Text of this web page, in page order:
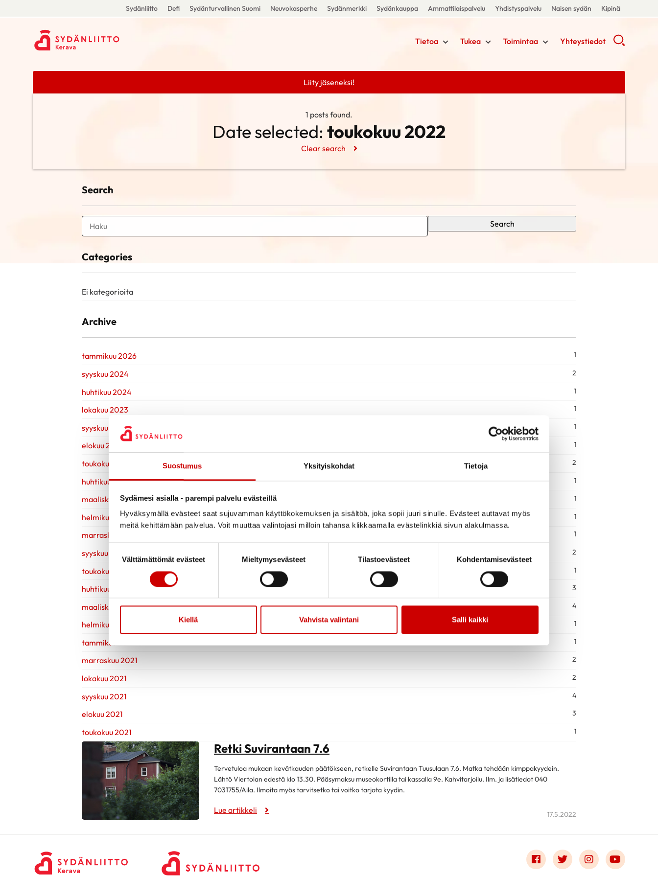
Suostumus Yksityiskohdat Tietoja
Sydämesi asialla - parempi palvelu evästeillä
Hyväksymällä evästeet saat sujuvamman käyttökokemuksen ja sisältöä, joka sopii juuri sinulle. Evästeet auttavat myös
meitä kehittämään palvelua. Voit muuttaa valintojasi milloin tahansa klikkaamalla evästelinkkiä sivun alakulmassa.
Välttämättömät evästeet
Mieltymysevästeet Tilastoevästeet Kohdentamisevästeet
Kiellä Vahvista valintani Salli kaikki
Sydänliitto Defi Sydänturvallinen Suomi Neuvokasperhe Sydänmerkki Sydänkauppa Ammattilaispalvelu Yhdistyspalvelu Naisen sydän Kipinä
Tietoa Tukea Toimintaa Yhteystiedot
Liity jäseneksi!
1 posts found.
Date selected: toukokuu 2022
Clear search
Search
Search
Categories
Ei kategorioita
Archive
tammikuu 2026 1
syyskuu 2024 2
huhtikuu 2024 1
lokakuu 2023 1
syyskuu 2023 1
elokuu 2023 1
toukokuu 2023 2
huhtikuu 2023 1
maaliskuu 2023 1
helmikuu 2023 1
marraskuu 2022 1
syyskuu 2022 2
toukokuu 2022 1
huhtikuu 2022 3
maaliskuu 2022 4
helmikuu 2022 1
tammikuu 2022 1
marraskuu 2021 2
lokakuu 2021 2
syyskuu 2021 4
elokuu 2021 3
toukokuu 2021 1
Retki Suvirantaan 7.6
Tervetuloa mukaan kevätkauden päätökseen, retkelle Suvirantaan Tuusulaan 7.6. Matka tehdään kimppakyydein.
Lähtö Viertolan edestä klo 13.30. Pääsymaksu museokortilla tai kassalla 9e. Kahvitarjoilu. Ilm. ja lisätiedot 040
7031755/Aila. Ilmoita myös tarvitsetko tai voitko tarjota kyydin.
Lue artikkeli 17.5.2022
Link to facebook
Link to twitter
Link to Link to